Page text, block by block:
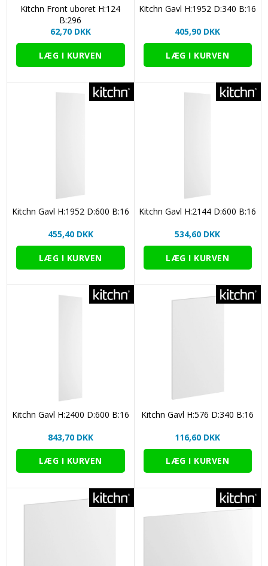
Kitchn Front uboret H:124
B:296
62,70 DKK
Kitchn Gavl H:1952 D:340 B:16
405,90 DKK
Kitchn Gavl H:1952 D:600 B:16
455,40 DKK
Kitchn Gavl H:2144 D:600 B:16
534,60 DKK
Kitchn Gavl H:2400 D:600 B:16
843,70 DKK
Kitchn Gavl H:576 D:340 B:16
116,60 DKK